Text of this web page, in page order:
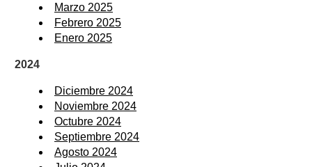
Marzo 2025
Febrero 2025
Enero 2025
2024
Diciembre 2024
Noviembre 2024
Octubre 2024
Septiembre 2024
Agosto 2024